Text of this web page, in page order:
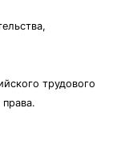
трудового